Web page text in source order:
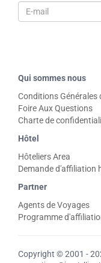
Qui sommes nous
Conditions Générales
Foire Aux Questions
Charte de
Hôtel
Hôteliers Area
Demande d'affiliation
Partner
Agents de Voyages
Programme
Copyright © 2001 -